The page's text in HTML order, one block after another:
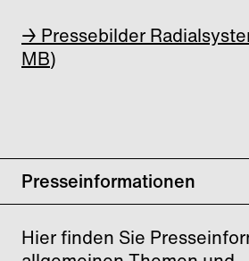
→ Pressebilder
MB)
Presseinformationen
Hier finden Sie